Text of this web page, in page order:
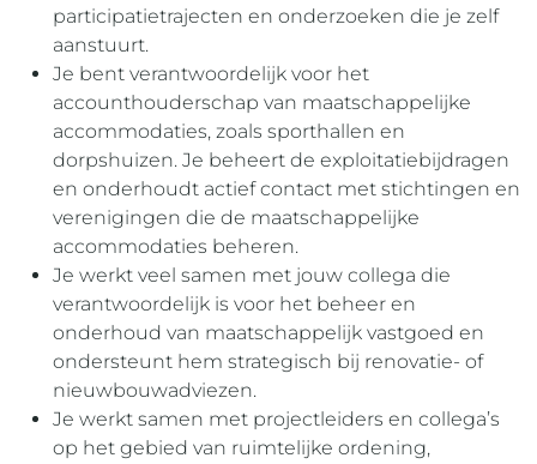
participatietrajecten en onderzoeken die je zelf
aanstuurt.
Je bent verantwoordelijk voor het
accounthouderschap van maatschappelijke
accommodaties, zoals sporthallen en
dorpshuizen. Je beheert de exploitatiebijdragen
en onderhoudt actief contact met stichtingen en
verenigingen die de maatschappelijke
accommodaties beheren.
Je werkt veel samen met jouw collega die
verantwoordelijk is voor het beheer en
onderhoud van maatschappelijk vastgoed en
ondersteunt hem strategisch bij renovatie- of
nieuwbouwadviezen.
Je werkt samen met projectleiders en collega’s
op het gebied van ruimtelijke ordening,